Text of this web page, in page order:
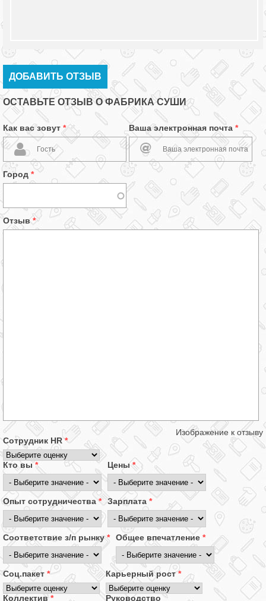
ДОБАВИТЬ ОТЗЫВ
ОСТАВЬТЕ ОТЗЫВ О ФАБРИКА СУШИ
Как вас зовут * Ваша электронная почта *
Город *
Отзыв*
Изображение к отзыву
Сотрудник HR*
Кто вы* Цены*
Опыт сотрудничества* Зарплата *
Соответствие з/п рынку* Общее впечатление *
Соц.пакет * Карьерный рост*
Коллектив* Руководство